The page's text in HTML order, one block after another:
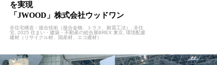
を実現
「JWOOD」株式会社ウッドワン
非住宅構造・接合技術（接合金物、トラス、耐震工法）
非住
宅
2025 住まい・建築・不動産の総合展BREX 東京 環境配慮
建材（リサイクル材、国産材、エコ建材）